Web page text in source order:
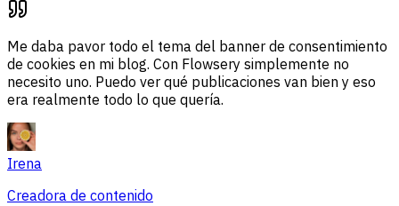
Me daba pavor todo el tema del banner de consentimiento
de cookies en mi blog. Con Flowsery simplemente no
necesito uno. Puedo ver qué publicaciones van bien y eso
era realmente todo lo que quería.
Irena
Creadora de contenido